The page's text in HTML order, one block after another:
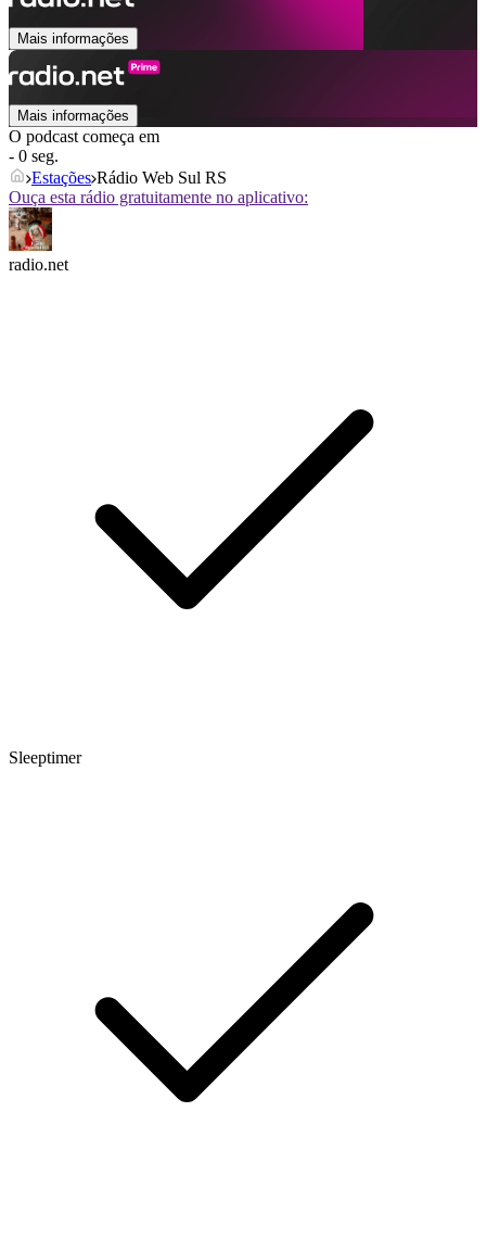
Mais informações
Mais informações
O podcast começa em
- 0 seg.
Estações Rádio Web Sul RS
Ouça esta rádio gratuitamente no aplicativo:
radio.net
Sleeptimer